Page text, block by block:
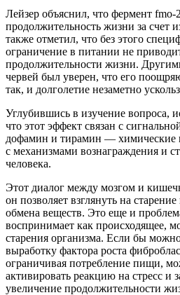
Лейзер объяснил, что фермент fmo-
продолжительность жизни за счет
также отметил, что без этого
ограничение в питании не
продолжительности жизни.
червей был уверен, что его
так, и долголетие незаметно
Углубившись в изучение вопроса,
что этот эффект связан с
дофамин и тирамин — химические
с механизмами вознаграждения и
человека.
Этот диалог между мозгом и
он позволяет взглянуть на
обмена веществ. Это еще и
воспринимает как происходящее,
старения организма. Если бы
выработку фактора роста
ограничивая потребление пищи,
активировать реакцию на стресс и
увеличение продолжительности